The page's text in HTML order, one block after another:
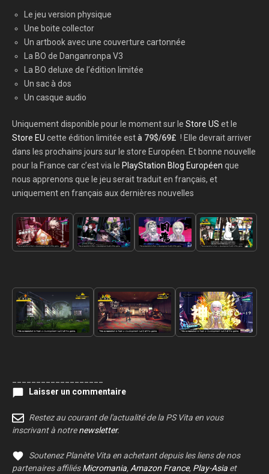
Le jeu version physique
Une boite collector
Un artbook avec une couverture cartonnée
La BO de Danganronpa V3
La BO deluxe de l’édition limitée
Un sac à dos
Un casque audio
Uniquement disponible pour le moment sur le Store US et le
Store EU cette édition limitée està 79$/69£ ! Elle devrait arriver
dans les prochains jours sur le store Européen. Et bonne nouvelle
pour la France car c’est via le PlayStation Blog Européen que
nous apprenons que le jeu serait traduit en français, et
uniquement en français aux dernières nouvelles
Laisser un commentaire
Restez au courant de l'actualité de la PS Vita en vous
inscrivant à notrenewsletter.
Soutenez Planète Vita en achetant depuis les liens de nos
partenaires affiliésMicromania,Amazon France, Play-Asia et